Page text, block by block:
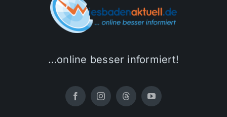
…online besser informiert!